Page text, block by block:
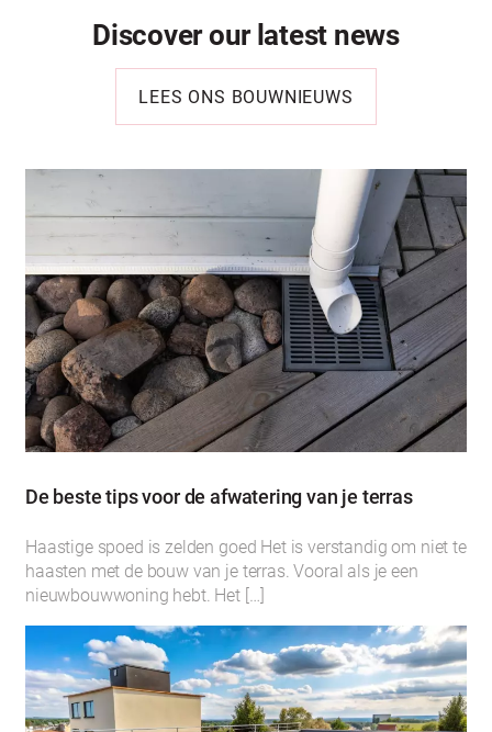
Discover our latest news
LEES ONS BOUWNIEUWS
De beste tips voor de afwatering van je terras
Haastige spoed is zelden goed Het is verstandig om niet te
haasten met de bouw van je terras. Vooral als je een
nieuwbouwwoning hebt. Het […]